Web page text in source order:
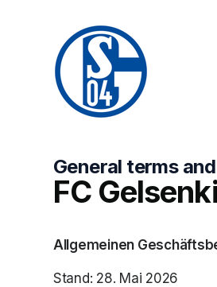
General terms
FC
Allgemeinen
Stand: 28. Mai 2026